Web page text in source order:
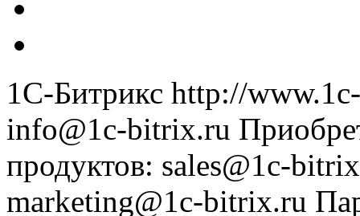
1С-Битрикс http://
info@1c-bitrix.ru
продуктов: sales@1c-
marketing@1c-bitrix.ru